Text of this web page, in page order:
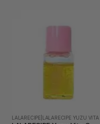
LALARECIPE LALARECIPE YUZU VITA